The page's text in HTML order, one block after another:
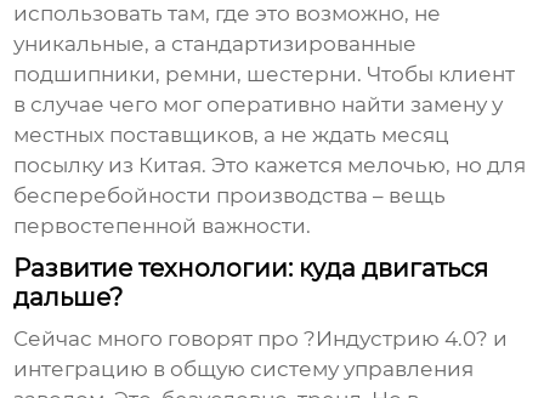
использовать там, где это возможно, не
уникальные, а стандартизированные
подшипники, ремни, шестерни. Чтобы клиент
в случае чего мог оперативно найти замену у
местных поставщиков, а не ждать месяц
посылку из Китая. Это кажется мелочью, но для
бесперебойности производства – вещь
первостепенной важности.
Развитие технологии: куда двигаться
дальше?
Сейчас много говорят про ?Индустрию 4.0? и
интеграцию в общую систему управления